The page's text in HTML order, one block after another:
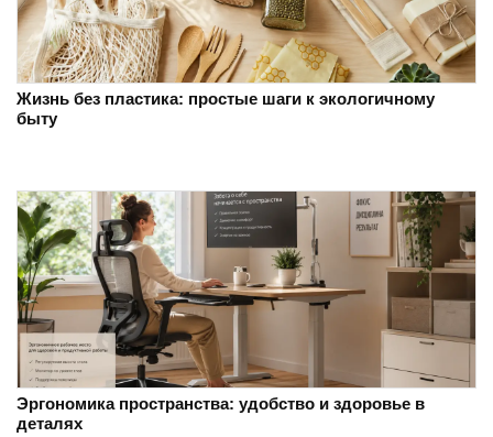
Жизнь без пластика: простые шаги к экологичному
быту
Эргономика пространства: удобство и здоровье в
деталях